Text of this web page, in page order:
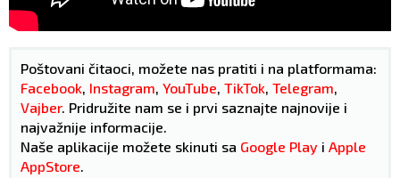
Poštovani čitaoci, možete nas pratiti i na platformama:
Facebook Instagram YouTube TikTok Telegram
Vajber. Pridružite nam se i prvi saznajte najnovije i
najvažnije informacije.
Naše aplikacije možete skinuti sa Google Play i Apple
AppStore